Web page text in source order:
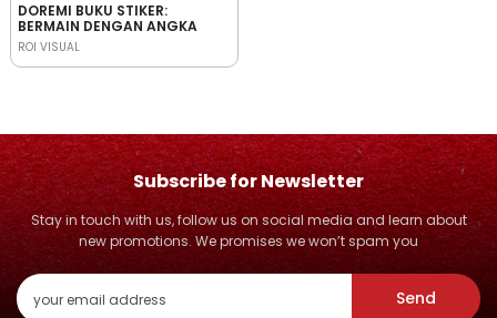
DOREMI BUKU STIKER:
BERMAIN DENGAN ANGKA
ROI VISUAL
Subscribe for Newsletter
Stay in touch with us, follow us on social media and learn about
new promotions. We promises we won’t spam you
Send